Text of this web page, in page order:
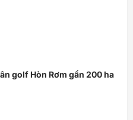
golf Hòn Rơm gần 200 ha